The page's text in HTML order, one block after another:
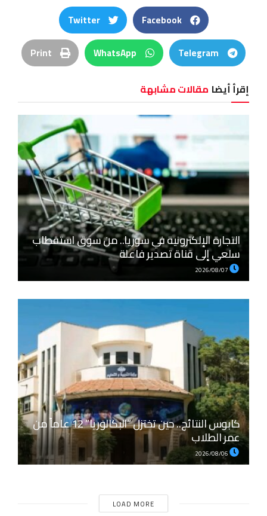
Facebook
Twitter
Telegram
WhatsApp
Print
إقرأ أيضا مقالات مشابهة
التجارة الإلكترونية في سوريا.. من سوق استقطاب
سلعي إلى قناة تصدير فاعلة
كابوس النتائج.. حين تختزل “البكالوريا” 12 عاماً من
عمر الطلاب
LOAD MORE